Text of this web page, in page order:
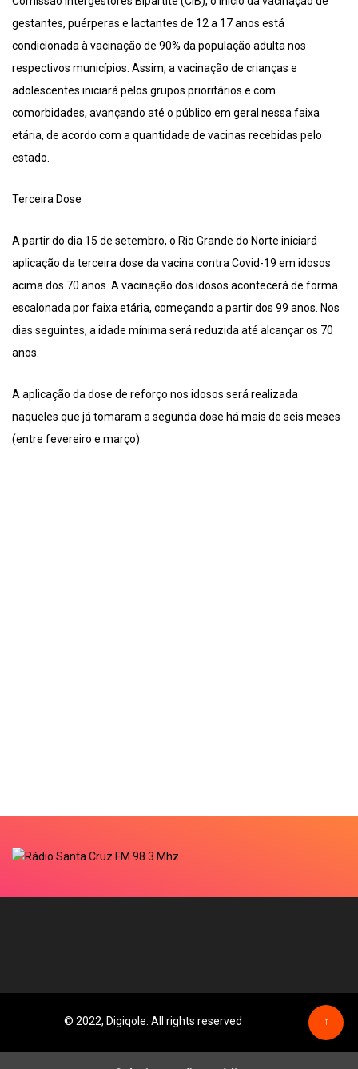
gestantes, puérperas e lactantes de 12 a 17 anos está
condicionada à vacinação de 90% da população adulta nos
respectivos municípios. Assim, a vacinação de crianças e
adolescentes iniciará pelos grupos prioritários e com
comorbidades, avançando até o público em geral nessa faixa
etária, de acordo com a quantidade de vacinas recebidas pelo
estado.
Terceira Dose
A partir do dia 15 de setembro, o Rio Grande do Norte iniciará
aplicação da terceira dose da vacina contra Covid-19 em idosos
acima dos 70 anos. A vacinação dos idosos acontecerá de forma
escalonada por faixa etária, começando a partir dos 99 anos. Nos
dias seguintes, a idade mínima será reduzida até alcançar os 70
anos.
A aplicação da dose de reforço nos idosos será realizada
naqueles que já tomaram a segunda dose há mais de seis meses
(entre fevereiro e março).
© 2022, Digiqole. All rights reserved ↑